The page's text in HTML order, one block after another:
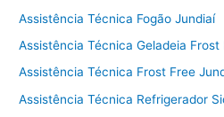
Assistência Técnica Fogão Jundiaí
Assistência Técnica Geladeia Frost
Assistência Técnica Frost Free
Assistência Técnica Refrigerador